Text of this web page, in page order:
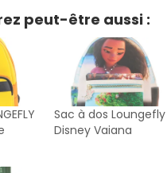
peut-être aussi :
Sac à dos Loungefly
Disney Vaiana